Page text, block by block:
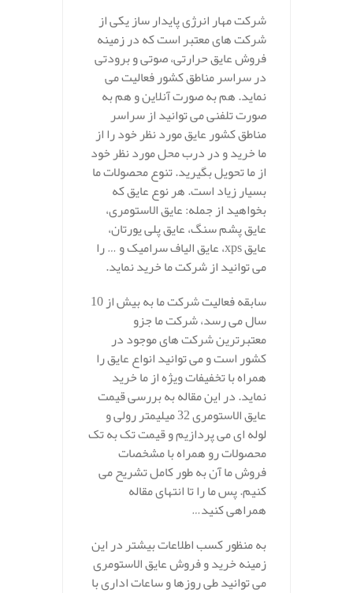
شرکت مهار انرژی پایدار ساز یکی از
شرکت های معتبر است که در زمینه
فروش عایق حرارتی، صوتی و برودتی
در سراسر مناطق کشور فعالیت می
نماید. هم به صورت آنلاین و هم به
صورت تلفنی می توانید از سراسر
مناطق کشور عایق مورد نظر خود را از
ما خرید و در درب محل مورد نظر خود
از ما تحویل بگیرید. تنوع محصولات ما
بسیار زیاد است. هر نوع عایق که
بخواهید از جمله: عایق الاستومری،
عایق پشم سنگ، عایق پلی یورتان،
عایق xps، عایق الیاف سرامیک و … را
می توانید از شرکت ما خرید نماید.
سابقه فعالیت شرکت ما به بیش از 10
سال می رسد، شرکت ما جزو
معتبرترین شرکت های موجود در
کشور است و می توانید انواع عایق را
همراه با تخفیفات ویژه از ما خرید
نماید. در این مقاله به بررسی قیمت
عایق الاستومری 32 میلیمتر رولی و
لوله ای می پردازیم و قیمت تک به تک
محصولات رو همراه با مشخصات
فروش ما آن به طور کامل تشریح می
کنیم. پس ما را تا انتهای مقاله
همراهی کنید…
به منظور کسب اطلاعات بیشتر در این
زمینه خرید و فروش عایق الاستومری
می توانید طی روزها و ساعات اداری با